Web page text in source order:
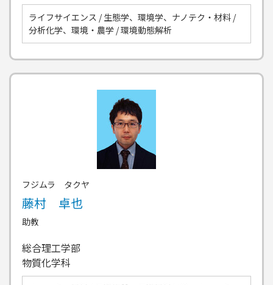
ライフサイエンス / 生態学、環境学、ナノテク・材料 /
分析化学、環境・農学 / 環境動態解析
フジムラ タクヤ
藤村 卓也
助教
総合理工学部
物質化学科